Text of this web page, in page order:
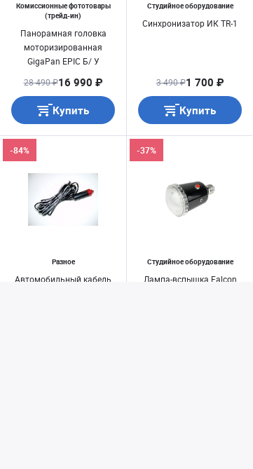
Комиссионные фототовары
(трейд-ин)
Панорамная головка
моторизированная
GigaPan EPIC Б/ У
28 490 ₽16 990 ₽
Купить
Студийное оборудование
Синхронизатор ИК TR-1
3 490 ₽1 700 ₽
Купить
Разное
Автомобильный кабель
-84%
Студийное оборудование
Лампа-вспышка Falcon
-37%